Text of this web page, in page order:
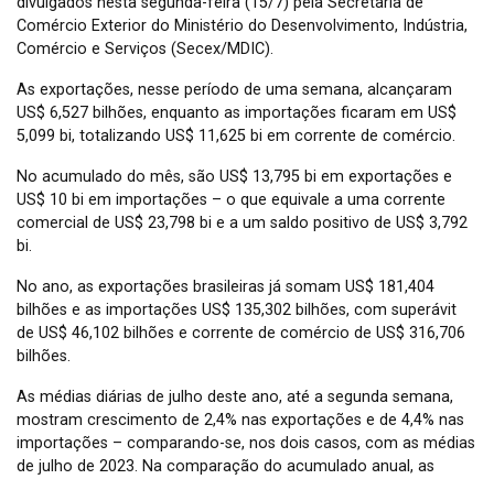
Comércio Exterior do Ministério do Desenvolvimento, Indústria,
Comércio e Serviços (Secex/MDIC).
As exportações, nesse período de uma semana, alcançaram
US$ 6,527 bilhões, enquanto as importações ficaram em US$
5,099 bi, totalizando US$ 11,625 bi em corrente de comércio.
No acumulado do mês, são US$ 13,795 bi em exportações e
US$ 10 bi em importações – o que equivale a uma corrente
comercial de US$ 23,798 bi e a um saldo positivo de US$ 3,792
bi.
No ano, as exportações brasileiras já somam US$ 181,404
bilhões e as importações US$ 135,302 bilhões, com superávit
de US$ 46,102 bilhões e corrente de comércio de US$ 316,706
bilhões.
As médias diárias de julho deste ano, até a segunda semana,
mostram crescimento de 2,4% nas exportações e de 4,4% nas
importações – comparando-se, nos dois casos, com as médias
de julho de 2023. Na comparação do acumulado anual, as